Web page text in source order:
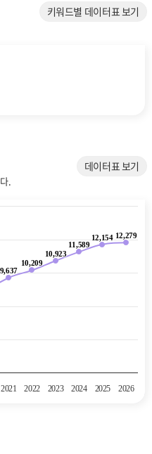
키워드별 데이터표 보기
.
데이터표 보기
Data ranges from 4410 to
9,637
9,637
10,209
10,209
10,923
10,923
11,589
11,589
12,154
12,154 12,279
12,279
2021 2022 2023 2024 2025 2026